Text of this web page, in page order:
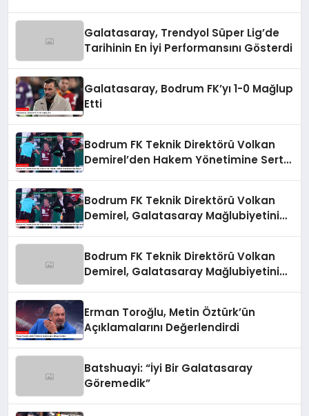
Galatasaray, Trendyol Süper Lig’de
Tarihinin En İyi Performansını Gösterdi
Galatasaray, Bodrum FK’yı 1-0 Mağlup
Etti
Bodrum FK Teknik Direktörü Volkan
Demirel’den Hakem Yönetimine Sert
Bodrum FK Teknik Direktörü Volkan
Demirel, Galatasaray Mağlubiyetini
Bodrum FK Teknik Direktörü Volkan
Demirel, Galatasaray Mağlubiyetini
Erman Toroğlu, Metin Öztürk’ün
Açıklamalarını Değerlendirdi
Batshuayi: “İyi Bir Galatasaray
Göremedik”